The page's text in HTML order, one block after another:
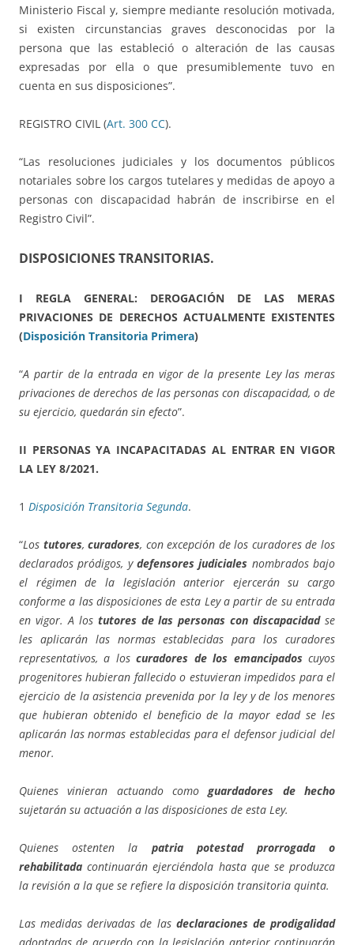
Ministerio Fiscal y, siempre mediante resolución motivada,
si existen circunstancias graves desconocidas por la
persona que las estableció o alteración de las causas
expresadas por ella o que presumiblemente tuvo en
cuenta en sus disposiciones”.
REGISTRO CIVIL (Art. 300 CC).
“Las resoluciones judiciales y los documentos públicos
notariales sobre los cargos tutelares y medidas de apoyo a
personas con discapacidad habrán de inscribirse en el
Registro Civil”.
DISPOSICIONES TRANSITORIAS.
I REGLA GENERAL: DEROGACIÓN DE LAS MERAS
PRIVACIONES DE DERECHOS ACTUALMENTE EXISTENTES
(Disposición Transitoria Primera)
“A partir de la entrada en vigor de la presente Ley las meras
privaciones de derechos de las personas con discapacidad, o de
su ejercicio, quedarán sin efecto”.
II PERSONAS YA INCAPACITADAS AL ENTRAR EN VIGOR
LA LEY 8/2021.
1 Disposición Transitoria Segunda.
“Los tutores,curadores, con excepción de los curadores de los
declarados pródigos, y defensores judiciales nombrados bajo
el régimen de la legislación anterior ejercerán su cargo
conforme a las disposiciones de esta Ley a partir de su entrada
en vigor. A los tutores de las personas con discapacidadse
les aplicarán las normas establecidas para los curadores
representativos, a loscuradores de los emancipados cuyos
progenitores hubieran fallecido o estuvieran impedidos para el
ejercicio de la asistencia prevenida por la ley y de los menores
que hubieran obtenido el beneficio de la mayor edad se les
aplicarán las normas establecidas para el defensor judicial del
menor.
Quienes vinieran actuando comoguardadores de hecho
sujetarán su actuación a las disposiciones de esta Ley.
Quienes ostenten la patria potestad prorrogada o
rehabilitada continuarán ejerciéndola hasta que se produzca
la revisión a la que se refiere la disposición transitoria quinta.
Las medidas derivadas de las declaraciones de prodigalidad